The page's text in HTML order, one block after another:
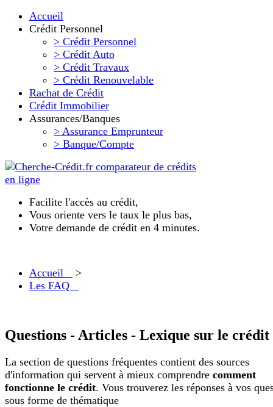
Accueil
Crédit Personnel
> Crédit Personnel
> Crédit Auto
> Crédit Travaux
> Crédit Renouvelable
Rachat de Crédit
Crédit Immobilier
Assurances/Banques
> Assurance Emprunteur
> Banque/Compte
Facilite l'accès au crédit,
Vous oriente vers le taux le plus bas,
Votre demande de crédit en 4 minutes.
Accueil
>
Les FAQ
Questions - Articles - Lexique sur le crédit
La section de questions fréquentes contient des sources
d'information qui servent à mieux comprendre comment
fonctionne le crédit. Vous trouverez les réponses à vos
sous forme de thématique